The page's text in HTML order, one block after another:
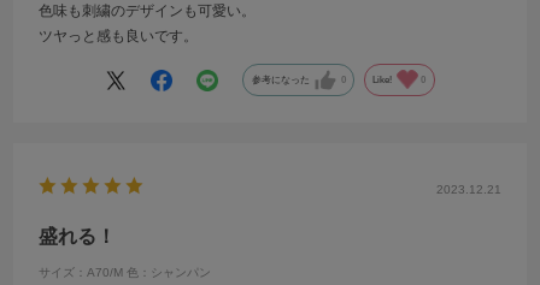
色味も刺繍のデザインも可愛い。
ツヤっと感も良いです。
参考になった 0 Like! 0
2023.12.21
盛れる！
サイズ：A70/M 色：シャンパン